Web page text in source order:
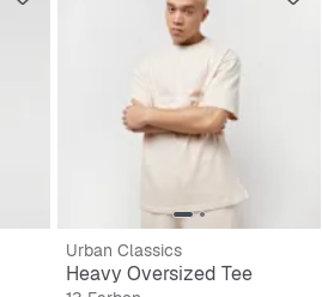
Urban Classics
Heavy Oversized Tee